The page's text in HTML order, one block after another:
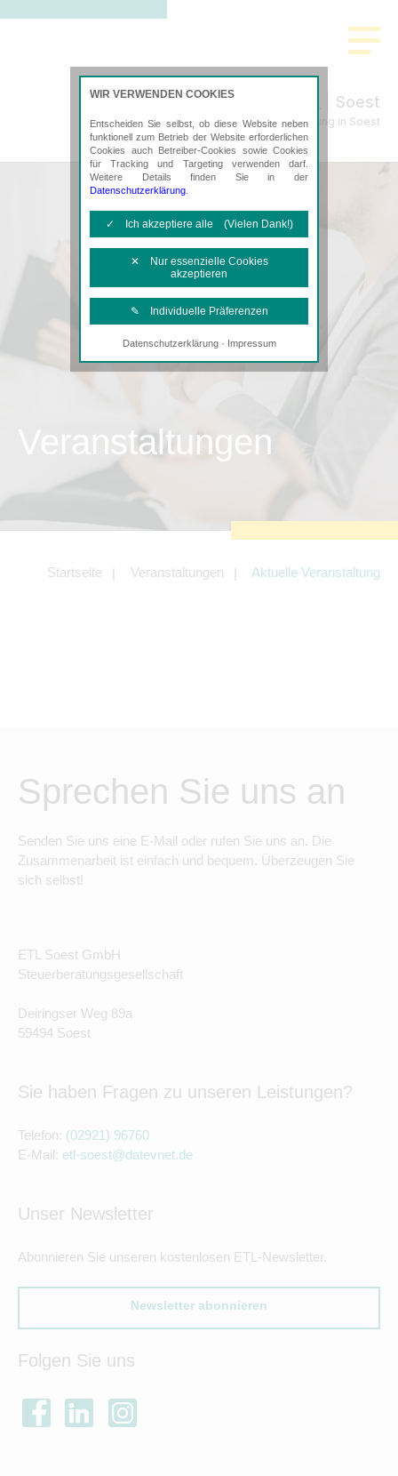
Soest
Steuerberatung in Soest
Veranstaltungen
Startseite Veranstaltungen Aktuelle Veranstaltung
Sprechen Sie uns an
Senden Sie uns eine E-Mail oder rufen Sie uns an. Die
Zusammenarbeit ist einfach und bequem. Überzeugen Sie
sich selbst!
ETL Soest GmbH
Steuerberatungsgesellschaft
Deiringser Weg 89a
59494 Soest
Sie haben Fragen zu unseren Leistungen?
Telefon: (02921) 96760
E-Mail: etl-soest@datevnet.de
Unser Newsletter
Abonnieren Sie unseren kostenlosen ETL-Newsletter.
Newsletter abonnieren
Folgen Sie uns
WIR VERWENDEN COOKIES
Entscheiden Sie selbst, ob diese Website neben
funktionell zum Betrieb der Website erforderlichen
Cookies auch Betreiber-Cookies sowie Cookies
für Tracking und Targeting verwenden darf.
Weitere Details finden Sie in der
Datenschutzerklärung
✓ Ich akzeptiere alle (Vielen Dank!)
✕ Nur essenzielle Cookies
akzeptieren
✎ Individuelle Präferenzen
Notwendige Cookies
Diese Cookies sind erforderlich, um die
Diese Cookies sind erforderlich, um
unsere Website auf Ihre Bedürfnisse hin
zu Social-Media-Angeboten von z.B.
Facebook und LinkedIn.
Diese Cookies sind erforderlich, um z.B.
Datenschutzerklärung· Impressum